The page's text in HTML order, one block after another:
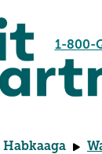
1-800-